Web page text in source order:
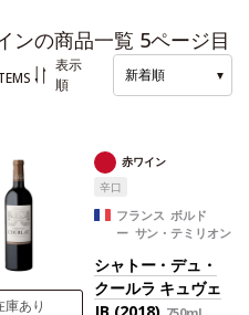
ンの商品一覧 5ページ目
表示
順
新着順 ▼
庫あり
赤ワイン
辛口
フランス ボルド
ー サン・テミリオン
シャトー・デュ・
クールラ キュヴェ